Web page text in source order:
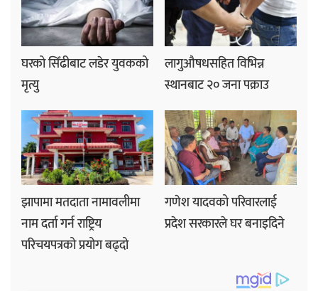
घरको सिँढीबाट लडेर युवकको
मृत्यु
लागुऔषधसहित विभिन्न
स्थानबाट २० जना पक्राउ
झापामा मतदाता नामावलीमा
नाम दर्ता गर्न राष्ट्रिय
परिचयपत्रको प्रयोग बढ्दो
गणेश यादवको परिवारलाई
प्रदेश सरकारले घर बनाइदिने